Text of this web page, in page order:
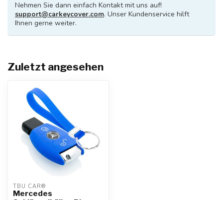
Nehmen Sie dann einfach Kontakt mit uns auf!
support@carkeycover.com. Unser Kundenservice hilft
Ihnen gerne weiter.
Zuletzt angesehen
TBU CAR®
Mercedes